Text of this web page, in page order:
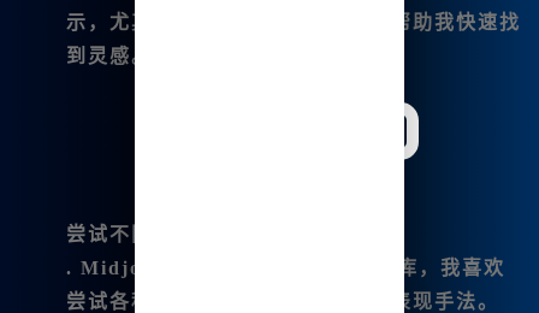
示，尤其是面对复杂主题时，可以帮助我快速找
到灵感。
尝试不同风格
. Midjourne|y提供了丰富的风格库，我喜欢
尝试各种风格，找到适合我的独特表现手法。